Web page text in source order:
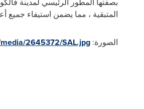
المتبقية ، مما يضمن استيفاء جميع
الصورة:2645372/SAL.jpg